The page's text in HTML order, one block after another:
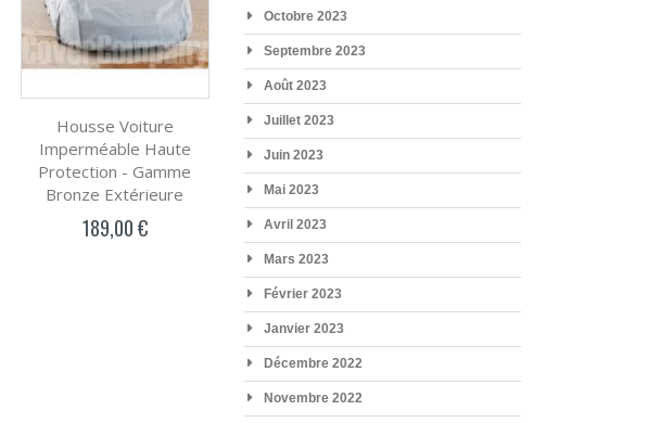
Housse Voiture
Imperméable Haute
Protection - Gamme
Bronze Extérieure
189,00 €
Octobre 2023
Septembre 2023
Août 2023
Juillet 2023
Juin 2023
Mai 2023
Avril 2023
Mars 2023
Février 2023
Janvier 2023
Décembre 2022
Novembre 2022